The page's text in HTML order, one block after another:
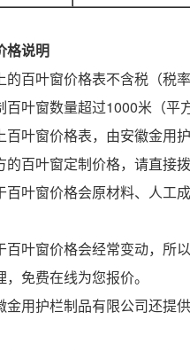
格说明
叶窗价格表不含税（税率
窗数量超过1000米（平方
窗价格表，由安徽金用护
叶窗定制价格，请直接拨
窗价格会原材料、人工成
窗价格会经常变动，所以
免费在线为您报价。
护栏制品有限公司还提供